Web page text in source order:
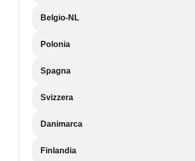
Belgio-NL
Polonia
Spagna
Svizzera
Danimarca
Finlandia